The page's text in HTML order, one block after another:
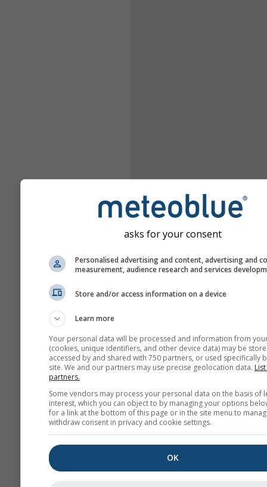
asks for your consent
Personalised advertising and content, advertising and
measurement, audience research and services
Store and/or access information on a device
Learn more
Your personal data will be processed and information from
(cookies, unique identifiers, and other device data) may be
accessed by and shared with 750 partners, or used specifically
site. We and our partners may use precise geolocation data.
partners.
Some vendors may process your personal data on the basis of
interest, which you can object to by managing your options
for a link at the bottom of this page or in the site menu to
withdraw consent in privacy and cookie settings.
OK